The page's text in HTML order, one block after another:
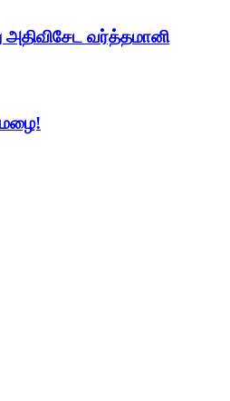
அதிவிசேட வர்த்தமானி
மழை!